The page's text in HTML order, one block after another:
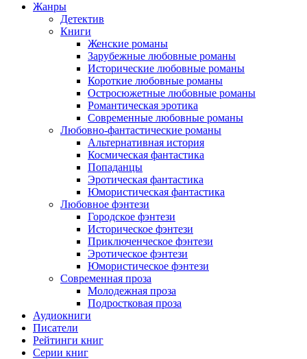
Жанры
Детектив
Книги
Женские романы
Зарубежные любовные романы
Исторические любовные романы
Короткие любовные романы
Остросюжетные любовные романы
Романтическая эротика
Современные любовные романы
Любовно-фантастические романы
Альтернативная история
Космическая фантастика
Попаданцы
Эротическая фантастика
Юмористическая фантастика
Любовное фэнтези
Городское фэнтези
Историческое фэнтези
Приключенческое фэнтези
Эротическое фэнтези
Юмористическое фэнтези
Современная проза
Молодежная проза
Подростковая проза
Аудиокниги
Писатели
Рейтинги книг
Серии книг